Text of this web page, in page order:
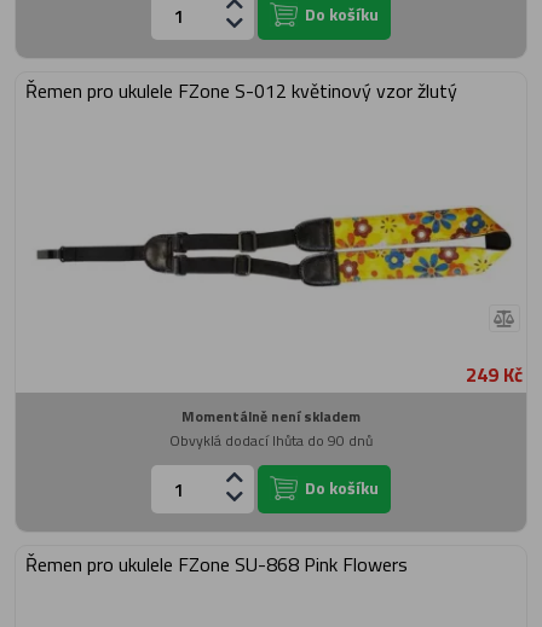
Do košíku
Řemen pro ukulele FZone S-012 květinový vzor žlutý
249 Kč
Momentálně není skladem
Obvyklá dodací lhůta do 90 dnů
Do košíku
Řemen pro ukulele FZone SU-868 Pink Flowers